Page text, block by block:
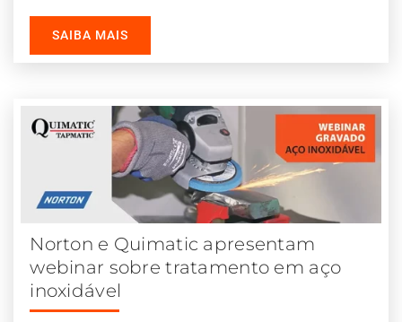
SAIBA MAIS
Norton e Quimatic apresentam
webinar sobre tratamento em aço
inoxidável